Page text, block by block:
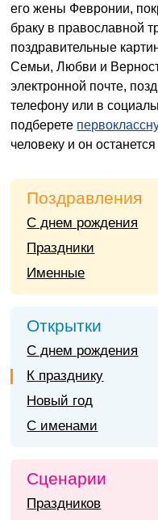
его жены Февронии,
браку в православной
поздравительные
Семьи, Любви и
электронной почте,
телефону или в
подберете
человеку и он
Поздравления
С днем рождения
Праздники
Именные
Открытки
С днем рождения
К празднику
Новый год
С именами
Сценарии
Праздников